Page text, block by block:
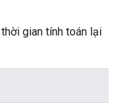
gian tính toán lại